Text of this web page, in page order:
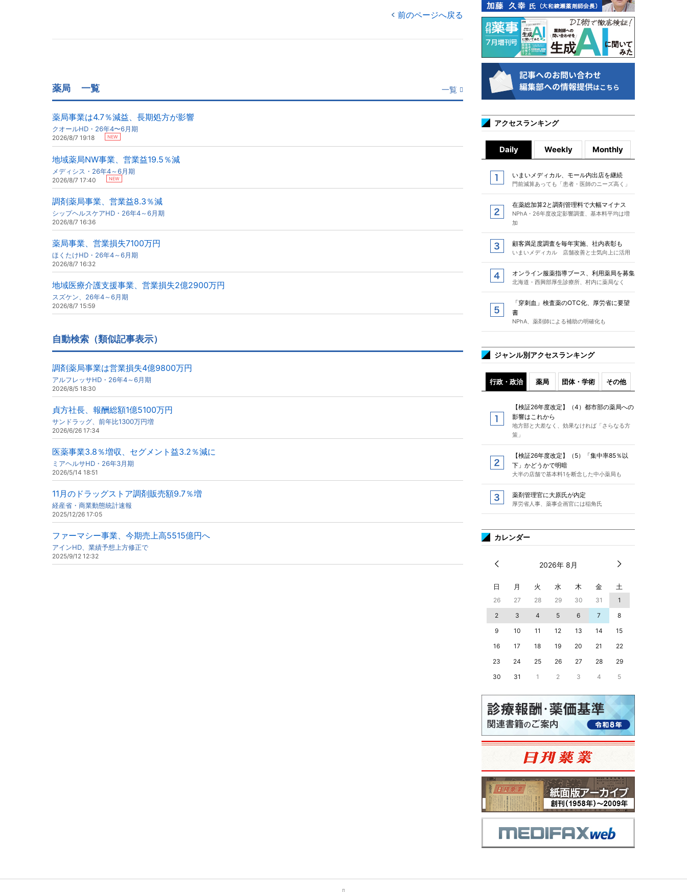
前のページへ戻る
薬局 一覧 一覧
薬局事業は4.7％減益、長期処方が影響
クオールHD・26年4〜6月期
2026/8/7 19:18 NEW
地域薬局NW事業、営業益19.5％減
メディシス・26年4～6月期
2026/8/7 17:40 NEW
調剤薬局事業、営業益8.3％減
シップヘルスケアHD・26年4～6月期
2026/8/7 16:36
薬局事業、営業損失7100万円
ほくたけHD・26年4～6月期
2026/8/7 16:32
地域医療介護支援事業、営業損失2億2900万円
スズケン、26年4～6月期
2026/8/7 15:59
自動検索（類似記事表示）
調剤薬局事業は営業損失4億9800万円
アルフレッサHD・26年4～6月期
2026/8/5 18:30
貞方社長、報酬総額1億5100万円
サンドラッグ、前年比1300万円増
2026/6/26 17:34
医薬事業3.8％増収、セグメント益3.2％減に
ミアヘルサHD・26年3月期
2026/5/14 18:51
11月のドラッグストア調剤販売額9.7％増
経産省・商業動態統計速報
2025/12/26 17:05
ファーマシー事業、今期売上高5515億円へ
アインHD、業績予想上方修正で
2025/9/12 12:32
アクセスランキング
Daily Weekly Monthly
いまいメディカル、モール内出店を継続
門前減算あっても「患者・医師のニーズ高く」
在薬総加算2と調剤管理料で大幅マイナス
NPhA・26年度改定影響調査、基本料平均は増
加
顧客満足度調査を毎年実施、社内表彰も
いまいメディカル 店舗改善と士気向上に活用
オンライン服薬指導ブース、利用薬局を募集
北海道・西興部厚生診療所、村内に薬局なく
「穿刺血」検査薬のOTC化、厚労省に要望
書
NPhA、薬剤師による補助の明確化も
ジャンル別アクセスランキング
行政・政治 薬局 団体・学術 その他
【検証26年度改定】（4）都市部の薬局への
影響はこれから
地方部と大差なく、効果なければ「さらなる方
策」
【検証26年度改定】（5）「集中率85％以
下」かどうかで明暗
大半の店舗で基本料1を断念した中小薬局も
薬剤管理官に大原氏が内定
厚労省人事、薬事企画官には稲角氏
カレンダー
2026年 8月
日 月 火 水 木 金 土
26 27 28 29 30 31
1
2
3 4 5 6 7
8
9
10 11 12 13 14
15
16
17 18 19 20 21
22
23
24 25 26 27 28
29
30
31 1 2 3 4 5